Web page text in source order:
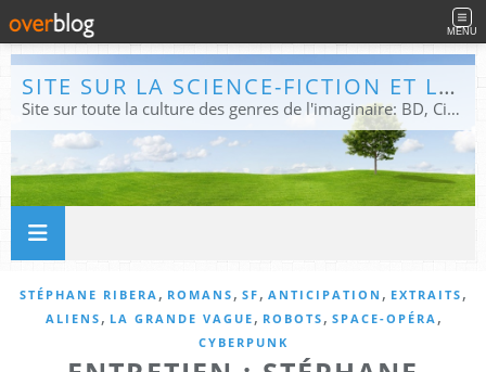
MENU
SITE SUR LA SCIENCE-FICTION ET LE FANTASTIQUE
Site sur toute la culture des genres de l'imaginaire: BD, Cinéma, Livre, Jeux, Théâtre. Présent dans les principaux festivals de film fantastique e de science-fiction, salons et conventions.
STÉPHANE RIBERA , ROMANS , SF , ANTICIPATION , EXTRAITS ,
ALIENS , LA GRANDE VAGUE , ROBOTS , SPACE-OPÉRA ,
CYBERPUNK